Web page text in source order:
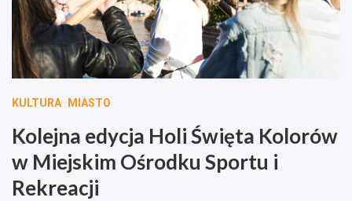
KULTURA MIASTO
Kolejna edycja Holi Święta Kolorów
w Miejskim Ośrodku Sportu i
Rekreacji